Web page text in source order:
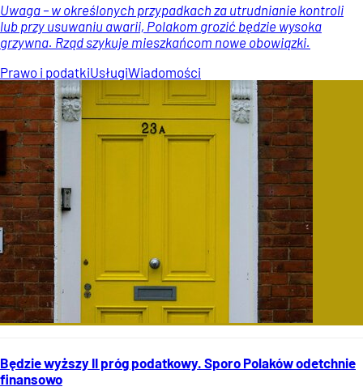
Uwaga – w określonych przypadkach za utrudnianie kontroli
lub przy usuwaniu awarii, Polakom grozić będzie wysoka
grzywna. Rząd szykuje mieszkańcom nowe obowiązki.
Prawo i podatkiUsługiWiadomości
Będzie wyższy II próg podatkowy. Sporo Polaków odetchnie
finansowo